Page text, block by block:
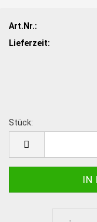
Art.Nr.:
Lieferzeit:
Stück: